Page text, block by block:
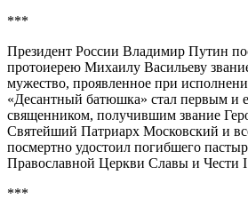
***
Президент России Владимир Путин
протоиерею Михаилу Васильеву
мужество, проявленное при
«Десантный батюшка» стал первым и
священником, получившим звание
Святейший Патриарх Московский и
посмертно удостоил погибшего
Православной Церкви Славы и Чести I
***